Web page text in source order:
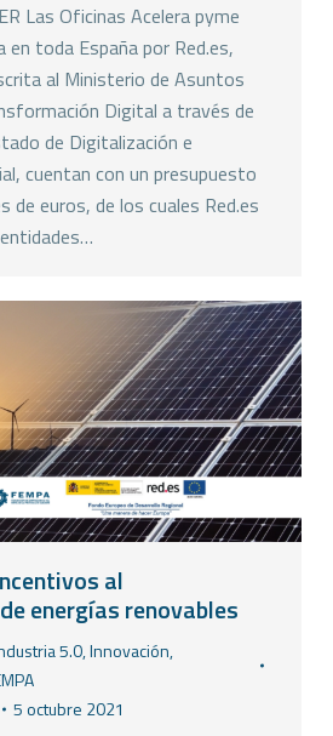
Las Oficinas Acelera pyme
en toda España por Red.es,
al Ministerio de Asuntos
Digital a través de
de Digitalización e
cuentan con un presupuesto
de euros, de los cuales Red.es
al
energías renovables
5.0,Innovación,
5 octubre 2021